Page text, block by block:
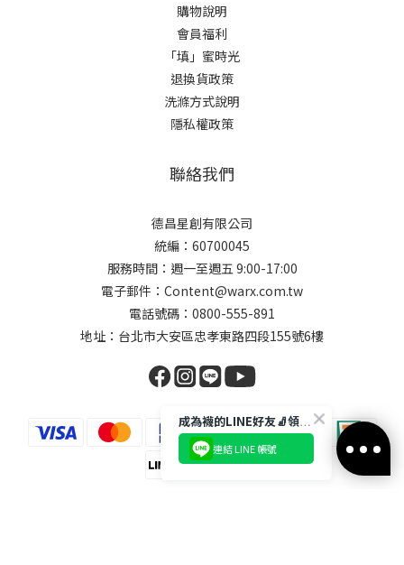
購物說明
會員福利
「填」蜜時光
退換貨政策
洗滌方式說明
隱私權政策
聯絡我們
德昌星創有限公司
統編：60700045
服務時間：週一至週五 9:00-17:00
電子郵件：Content@warx.com.tw
電話號碼：0800-555-891
地址：台北市大安區忠孝東路四段155號6樓
成為襪的LINE好友🧦領取$50折扣碼
連結 LINE 帳號